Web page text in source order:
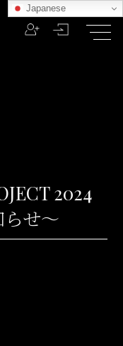
Japanese
2024
せ～